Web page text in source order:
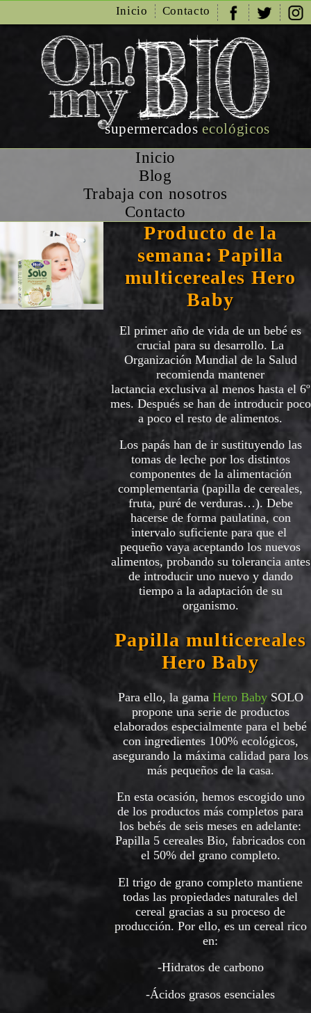
Inicio Contacto
supermercadosecológicos
Inicio
Blog
Trabaja con nosotros
Contacto
Producto de la
semana: Papilla
multicereales Hero
Baby
El primer año de vida de un bebé es
crucial para su desarrollo. La
Organización Mundial de la Salud
recomienda mantener
lactancia exclusiva al menos hasta el 6º
mes. Después se han de introducir poco
a poco el resto de alimentos.
Los papás han de ir sustituyendo las
tomas de leche por los distintos
componentes de la alimentación
complementaria (papilla de cereales,
fruta, puré de verduras…). Debe
hacerse de forma paulatina, con
intervalo suficiente para que el
pequeño vaya aceptando los nuevos
alimentos, probando su tolerancia antes
de introducir uno nuevo y dando
tiempo a la adaptación de su
organismo.
Papilla multicereales
Hero Baby
Para ello, la gama Hero BabySOLO
propone una serie de productos
elaborados especialmente para el bebé
con ingredientes 100% ecológicos,
asegurando la máxima calidad para los
más pequeños de la casa.
En esta ocasión, hemos escogido uno
de los productos más completos para
los bebés de seis meses en adelante:
Papilla 5 cereales Bio, fabricados con
el 50% del grano completo.
El trigo de grano completo mantiene
todas las propiedades naturales del
cereal gracias a su proceso de
producción. Por ello, es un cereal rico
en:
-Hidratos de carbono
-Ácidos grasos esenciales